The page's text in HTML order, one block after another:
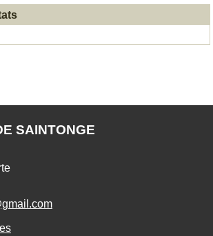
SAINTONGE